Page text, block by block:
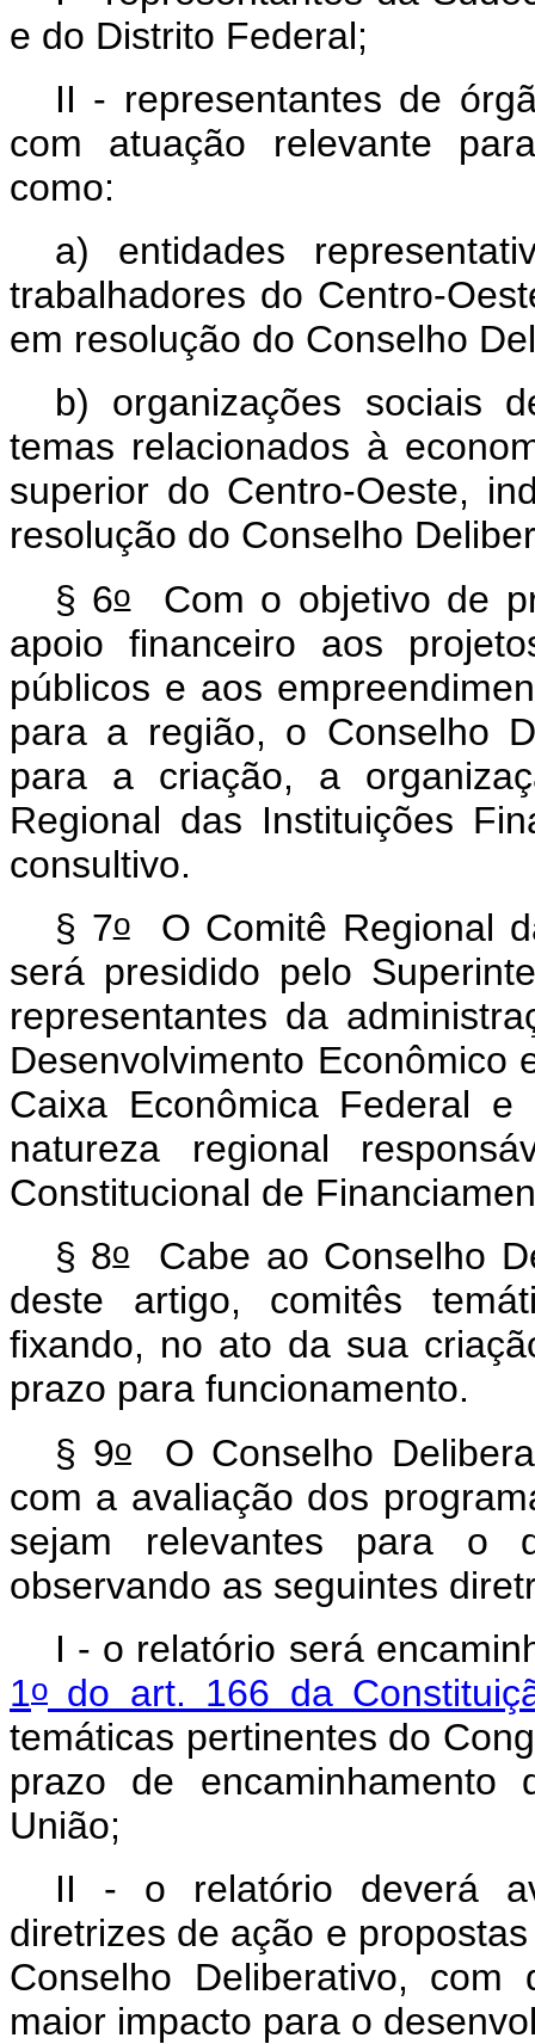
e do Distrito Federal;
II - representantes de
com atuação relevante
como:
a) entidades
trabalhadores do Centro-
em resolução do Conselho
b) organizações sociais
temas relacionados à
superior do Centro-Oeste,
resolução do Conselho
§ 6oCom o objetivo de
apoio financeiro aos
públicos e aos
para a região, o Conselho
para a criação, a
Regional das Instituições
consultivo.
§ 7oO Comitê Regional
será presidido pelo
representantes da
Desenvolvimento Econômico
Caixa Econômica Federal
natureza regional
Constitucional de
§ 8oCabe ao Conselho
deste artigo, comitês
fixando, no ato da sua
prazo para funcionamento.
§ 9oO Conselho
com a avaliação dos
sejam relevantes para o
observando as seguintes
I - o relatório será
1o do art. 166 da
temáticas pertinentes do
prazo de
União;
II - o relatório deverá
diretrizes de ação e
Conselho Deliberativo,
maior impacto para o